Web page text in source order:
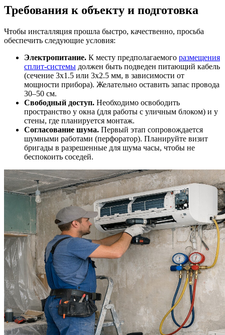
Требования к объекту и подготовка
Чтобы инсталляция прошла быстро, качественно, просьба
обеспечить следующие условия:
Электропитание. К месту предполагаемого размещения
сплит-системы должен быть подведен питающий кабель
(сечение 3х1.5 или 3х2.5 мм, в зависимости от
мощности прибора). Желательно оставить запас провода
30–50 см.
Свободный доступ. Необходимо освободить
пространство у окна (для работы с уличным блоком) и у
стены, где планируется монтаж.
Согласование шума. Первый этап сопровождается
шумными работами (перфоратор). Планируйте визит
бригады в разрешенные для шума часы, чтобы не
беспокоить соседей.